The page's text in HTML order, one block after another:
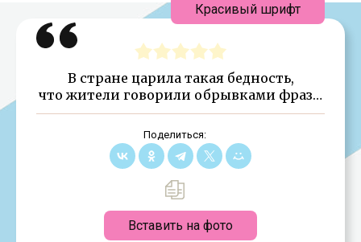
В стране царила такая бедность,
что жители говорили обрывками фраз…
Поделиться:
Вставить на фото
Красивый шрифт